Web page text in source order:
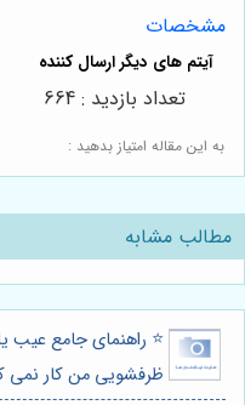
مشخصات
به این مقاله امتیاز بدهید :
تعداد بازدید : 664
مطالب مشابه
⭐️ راهنمای جامع عیب
ظرفشویی من کار نمی